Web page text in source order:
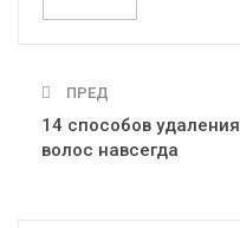
ПРЕД
14 способов удаления
волос навсегда